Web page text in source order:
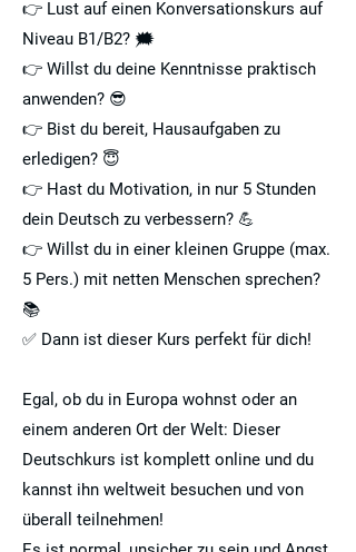
👉 Lust auf einen Konversationskurs auf
Niveau B1/B2? 🗯
👉 Willst du deine Kenntnisse praktisch
anwenden? 😎
👉 Bist du bereit, Hausaufgaben zu
erledigen? 😇
👉 Hast du Motivation, in nur 5 Stunden
dein Deutsch zu verbessern? 💪
👉 Willst du in einer kleinen Gruppe (max.
5 Pers.) mit netten Menschen sprechen?
📚
✅ Dann ist dieser Kurs perfekt für dich!
Egal, ob du in Europa wohnst oder an
einem anderen Ort der Welt: Dieser
Deutschkurs ist komplett online und du
kannst ihn weltweit besuchen und von
überall teilnehmen!